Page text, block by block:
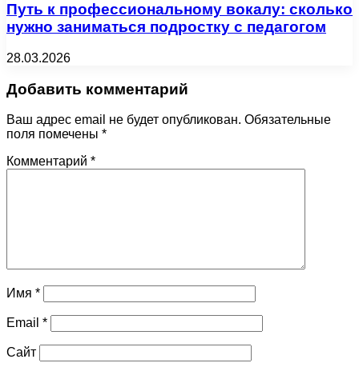
Путь к профессиональному вокалу: сколько
нужно заниматься подростку с педагогом
28.03.2026
Добавить комментарий
Ваш адрес email не будет опубликован. Обязательные
поля помечены *
Комментарий *
Имя *
Email *
Сайт